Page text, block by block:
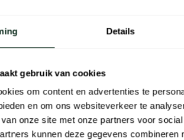
Details
gebruik van cookies
om content en advertenties te
en om ons websiteverkeer te
onze site met onze partners voor
kunnen deze gegevens combineren